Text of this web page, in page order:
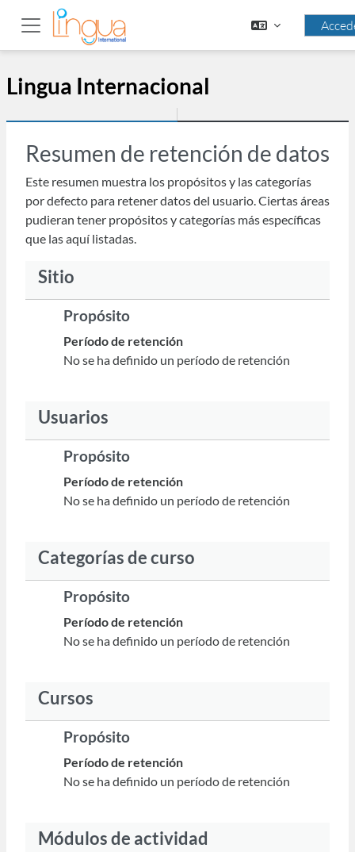
Salta al contenido principal
Panel lateral
Lingua Internacional
Resumen de retención de datos
Este resumen muestra los propósitos y las categorías
por defecto para retener datos del usuario. Ciertas áreas
pudieran tener propósitos y categorías más específicas
que las aquí listadas.
Sitio
Propósito
Período de retención
No se ha definido un período de retención
Usuarios
Propósito
Período de retención
No se ha definido un período de retención
Categorías de curso
Propósito
Período de retención
No se ha definido un período de retención
Cursos
Propósito
Período de retención
No se ha definido un período de retención
Módulos de actividad